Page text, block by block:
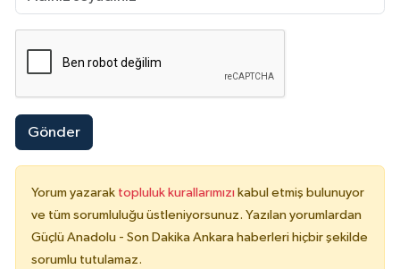
Gönder
Yorum yazarak topluluk kurallarımızı kabul etmiş bulunuyor
ve tüm sorumluluğu üstleniyorsunuz. Yazılan yorumlardan
Güçlü Anadolu - Son Dakika Ankara haberleri hiçbir şekilde
sorumlu tutulamaz.